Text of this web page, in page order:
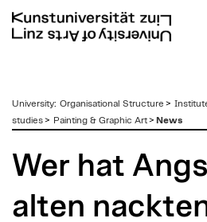
zum
Inhalt
University: Organisational Structure >
studies> Painting & Graphic Art> News
Wer hat
alten